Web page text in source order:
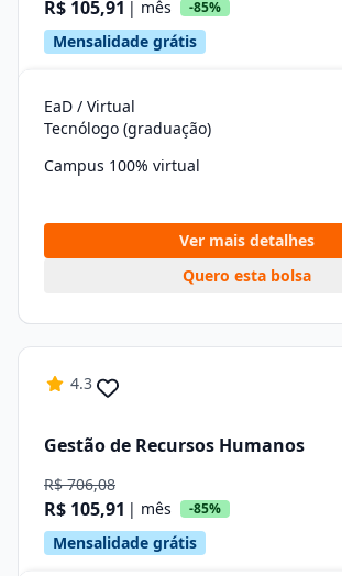
R$ 105,91 | mês -85%
Mensalidade grátis
EaD / Virtual
Tecnólogo (graduação)
Campus 100% virtual
Ver mais detalhes
Quero esta bolsa
4.3
Gestão de Recursos Humanos
R$ 706,08
R$ 105,91 | mês -85%
Mensalidade grátis